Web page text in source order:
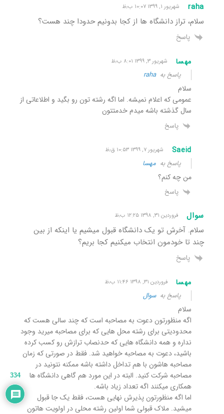
raha شهریور ۱, ۱۳۹۹ ۱۰:۰۷ ب٫ظ
سلام، تراز دانشگاه ها از کجا بدونیم حدودا چند هست؟
پاسخ
مهسا شهریور ۳, ۱۳۹۹ ۸:۰۱ ب٫ظ
پاسخ بهraha
سلام
عمومی که اعلام نمیشه. اما اگه رشته تون رو بگید و اطلاعاتی از
سال گذشته باشه میدم خدمتتون
پاسخ
Saeid شهریور ۷, ۱۳۹۹ ۱۰:۵۳ ق٫ظ
پاسخ به مهسا
من چه کنم؟
پاسخ
سوال فروردین ۳۱, ۱۳۹۸ ۱۲:۲۵ ب٫ظ
سلام. آخرش تو یک دانشگاه قبول میشیم یا اینکه از بین
چند تا خودمون انتخاب میکنیم کجا بریم؟
پاسخ
مهسا فروردین ۳۱, ۱۳۹۸ ۱۱:۴۶ ب٫ظ
پاسخ بهسوال
سلام
اگه منظورتون دعوت به مصاحبه است که چند سالی هست که
محدودیتی برای رشته محل هایی که برای مصاحبه میرید وجود
نداره و همه دانشگاه هایی که حدنصاب ترازش رو کسب کرده
باشید، دعوت به مصاحبه خواهید شد. فقط در صورتی که زمان
مصاحبه هاشون با هم تداخل داشته باشه ممکنه نتونید در
مصاحبه شرکت کنید. البته در این مورد هم گاهی دانشگاه ها
همکاری میکنند اگه تعداد زیاد باشه.
اما اگه منظورتون پذیرش نهایی هست، فقط یک جا قبول
میشید. ملاک قبولی شما اولین رشته محلی در اولویت هاتون
334